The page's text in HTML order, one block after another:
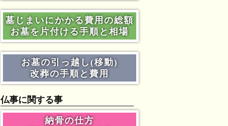
墓じまいにかかる費用の総額
お墓を片付ける手順と相場
お墓の引っ越し(移動)
改葬の手順と費用
仏事に関する事
納骨の仕方